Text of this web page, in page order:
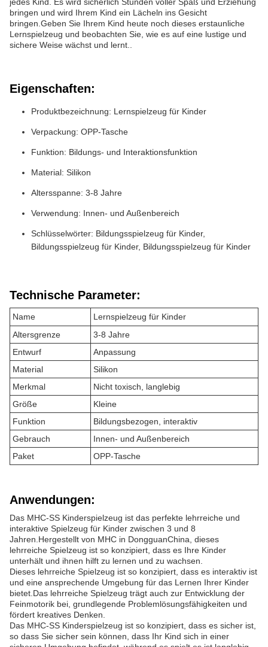
bringen und wird Ihrem Kind ein Lächeln ins Gesicht
bringen.Geben Sie Ihrem Kind heute noch dieses erstaunliche
Lernspielzeug und beobachten Sie, wie es auf eine lustige und
sichere Weise wächst und lernt..
Eigenschaften:
Produktbezeichnung: Lernspielzeug für Kinder
Verpackung: OPP-Tasche
Funktion: Bildungs- und Interaktionsfunktion
Material: Silikon
Altersspanne: 3-8 Jahre
Verwendung: Innen- und Außenbereich
Schlüsselwörter: Bildungsspielzeug für Kinder,
Bildungsspielzeug für Kinder, Bildungsspielzeug für Kinder
Technische Parameter:
Name
Lernspielzeug für Kinder
Altersgrenze
3-8 Jahre
Entwurf
Anpassung
Material
Silikon
Merkmal
Nicht toxisch, langlebig
Größe
Kleine
Funktion
Bildungsbezogen, interaktiv
Gebrauch
Innen- und Außenbereich
Paket
OPP-Tasche
Anwendungen:
Das MHC-SS Kinderspielzeug ist das perfekte lehrreiche und
interaktive Spielzeug für Kinder zwischen 3 und 8
Jahren.Hergestellt von MHC in DongguanChina, dieses
lehrreiche Spielzeug ist so konzipiert, dass es Ihre Kinder
unterhält und ihnen hilft zu lernen und zu wachsen.
Dieses lehrreiche Spielzeug ist so konzipiert, dass es interaktiv ist
und eine ansprechende Umgebung für das Lernen Ihrer Kinder
bietet.Das lehrreiche Spielzeug trägt auch zur Entwicklung der
Feinmotorik bei, grundlegende Problemlösungsfähigkeiten und
fördert kreatives Denken.
Das MHC-SS Kinderspielzeug ist so konzipiert, dass es sicher ist,
so dass Sie sicher sein können, dass Ihr Kind sich in einer